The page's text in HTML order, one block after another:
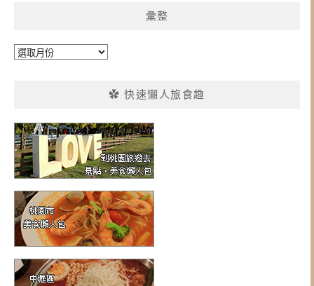
彙整
彙
✿ 快速懶人旅食趣